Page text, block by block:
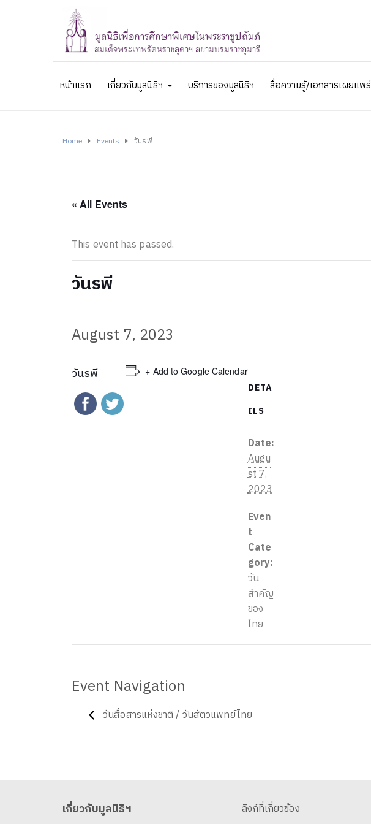
หน้าแรก เกี่ยวกับมูลนิธิฯ บริการของมูลนิธิฯ สื่อความรู้/เอกสารเผยแพร่
Home Events วันรพี
« All Events
This event has passed.
วันรพี
August 7, 2023
วันรพี + Add to Google Calendar
DETA
ILS
Date:
Augu
st 7,
2023
Even
t
Cate
gory:
วัน
สำคัญ
ของ
ไทย
Event Navigation
วันสื่อสารแห่งชาติ / วันสัตวแพทย์ไทย
เกี่ยวกับมูลนิธิฯ ลิงก์ที่เกี่ยวข้อง